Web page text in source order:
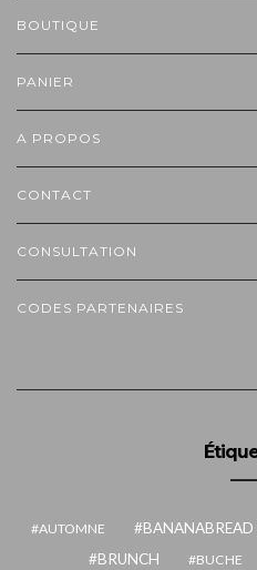
BOUTIQUE
PANIER
A PROPOS
CONTACT
CONSULTATION
CODES PARTENAIRES
AUTOMNE BANANABREAD
BRUNCH
BUCHE